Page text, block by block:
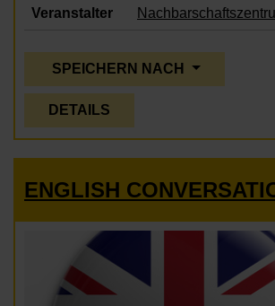
Veranstalter
SPEICHERN NACH
DETAILS
ENGLISH